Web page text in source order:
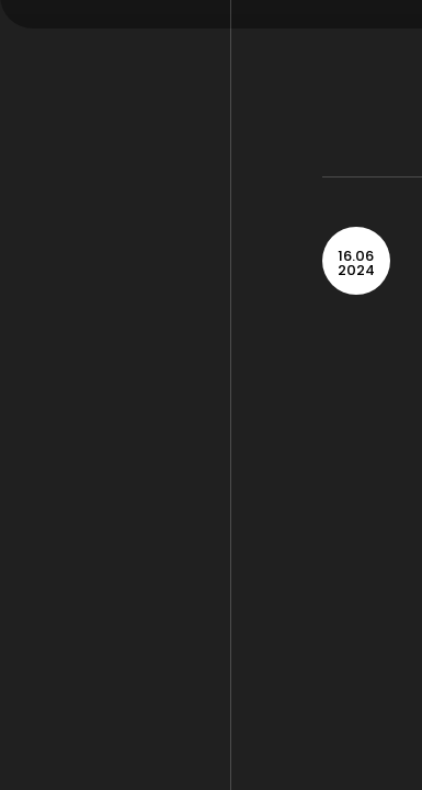
16.06
2024